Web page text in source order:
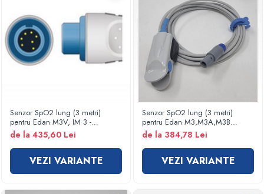
Pungi sterilizare
Indicatori sterilizare
Masini sigilat si taiat pungi
Lampi germicide
Mobilier medical
Canapele consultatii
Dulapuri instrumente/medicamente
Noptiere
Senzor SpO2 lung (3 metri)
pentru Edan M3V, IM 3 -
CORERAY
de la 435,60 Lei
VEZI VARIANTE
Senzor SpO2 lung (3 metri)
pentru Edan M3,M3A,M3B
iM9,iM9A,iM50 - MEDIBLUE -
CORERAY
de la 384,78 Lei
VEZI VARIANTE